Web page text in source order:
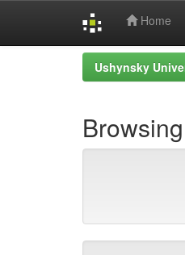
Home
Ushynsky